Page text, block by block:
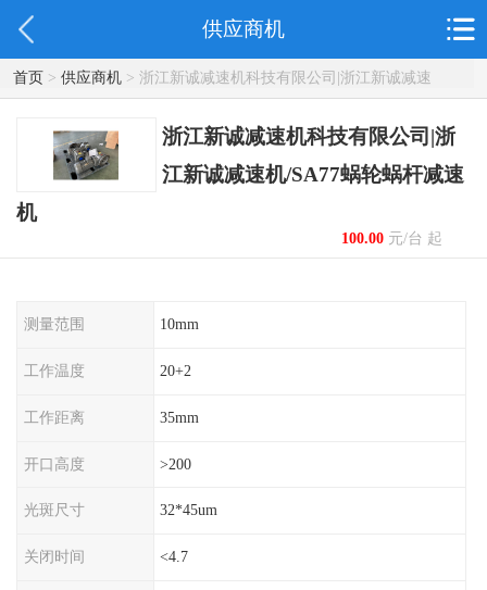
供应商机
首页> 供应商机> 浙江新诚减速机科技有限公司|浙江新诚减速
机/SA77蜗轮蜗杆减速机
浙江新诚减速机科技有限公司|浙
江新诚减速机/SA77蜗轮蜗杆减速
机
100.00元/台 起
测量范围 10mm
工作温度 20+2
工作距离 35mm
开口高度 >200
光斑尺寸 32*45um
关闭时间 <4.7